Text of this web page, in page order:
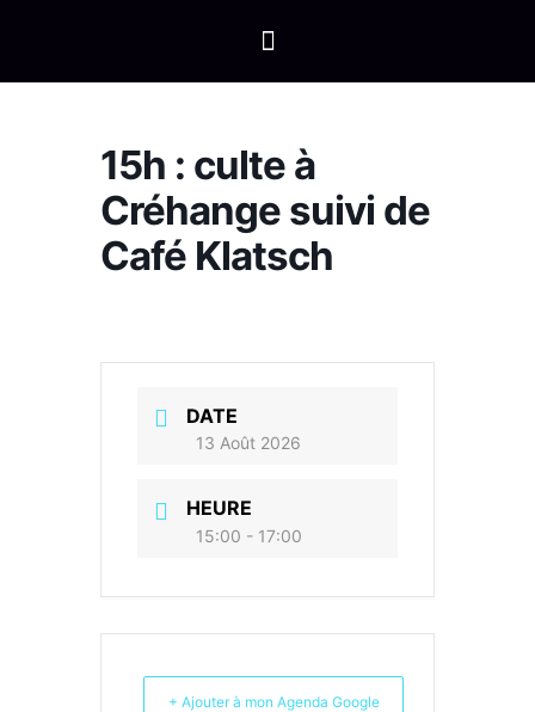
15h : culte à
Créhange suivi de
Café Klatsch
DATE
13 Août 2026
HEURE
15:00 - 17:00
+ Ajouter à mon Agenda Google